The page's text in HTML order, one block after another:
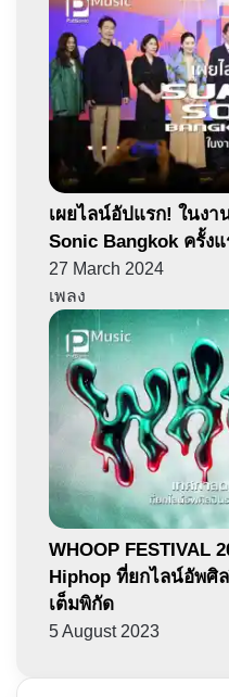
เผยไลน์อัปแรก! ในง
Sonic Bangkok ครั้ง
27 March 2024
เพลง
WHOOP FESTIVAL
Hiphop ที่ยกไลน์อัพศิ
เต็มพิกัด
5 August 2023